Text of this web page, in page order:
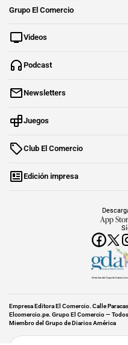
Grupo El Comercio
Videos
Podcast
Newsletters
Juegos
Club El Comercio
Edición impresa
App
Miembro del Grupo de Diarios
Empresa Editora El Comercio. Calle
Elcomercio.pe. Grupo El Comercio —
Miembro del Grupo de Diarios América